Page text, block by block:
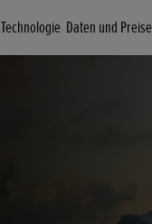
Technologie Daten und Preise